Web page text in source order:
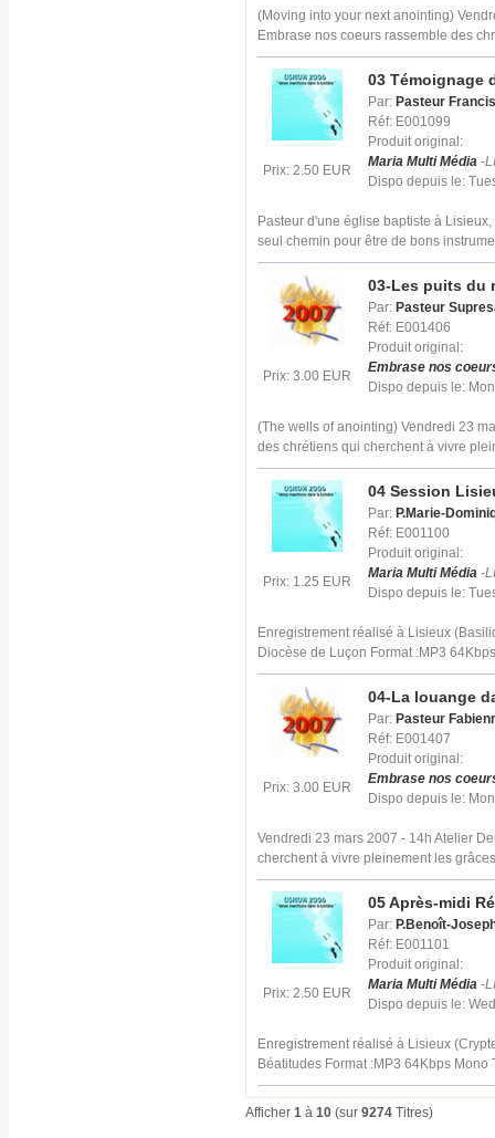
(Moving into your next anointing)
Embrase nos coeurs rassemble des
Prix: 2.50 EUR
03 Témoignage
Par: Pasteur
Réf: E001099
Produit original:
Maria Multi Média -
Dispo depuis le:
Pasteur d'une église baptiste à
seul chemin pour être de bons
Prix: 3.00 EUR
03-Les puits du
Par: Pasteur
Réf: E001406
Produit original:
Embrase nos
Dispo depuis le:
(The wells of anointing) Vendredi 23
des chrétiens qui cherchent à vivre
Prix: 1.25 EUR
04 Session
Par: P.Marie-
Réf: E001100
Produit original:
Maria Multi Média -
Dispo depuis le:
Enregistrement réalisé à Lisieux
Diocèse de Luçon Format :MP3
Prix: 3.00 EUR
04-La louange
Par: Pasteur
Réf: E001407
Produit original:
Embrase nos
Dispo depuis le:
Vendredi 23 mars 2007 - 14h Atelier
cherchent à vivre pleinement les grâces
Prix: 2.50 EUR
05 Après-midi
Par: P.Benoît-
Réf: E001101
Produit original:
Maria Multi Média -
Dispo depuis le:
Enregistrement réalisé à Lisieux
Béatitudes Format :MP3 64Kbps Mono
Afficher 1 à 10 (sur 9274 Titres)